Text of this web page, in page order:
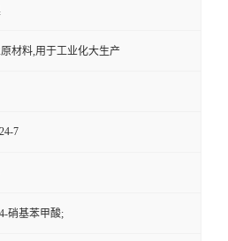
材料,用于工业化大生产
7
硝基苯甲酸;